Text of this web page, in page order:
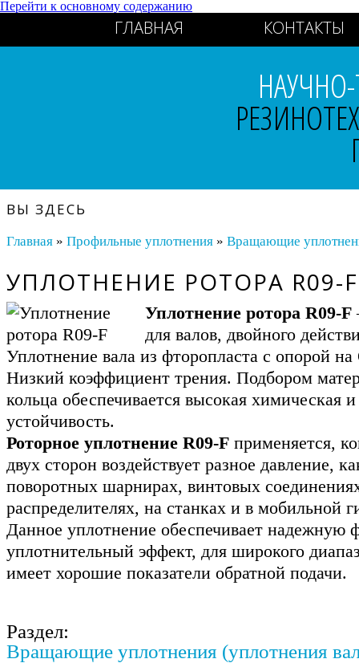
Перейти к основному содержанию
ГЛАВНАЯ КОНТАКТЫ
ВЫ ЗДЕСЬ
Главная» Профильные уплотнения» Вращающие
УПЛОТНЕНИЕ РОТОРА R09-F
Уплотнение ротора R09-F
для валов, двойного
Уплотнение вала из фторопласта с опорой
Низкий коэффициент трения. Подбором
кольца обеспечивается высокая химическая
устойчивость.
Роторное уплотнение R09-Fприменяется,
двух сторон воздействует разное давление,
поворотных шарнирах, винтовых
распределителях, на станках и в мобильной
Данное уплотнение обеспечивает надежную
уплотнительный эффект, для широкого
имеет хорошие показатели обратной подачи.
Раздел:
Вращающие уплотнения (уплотнения